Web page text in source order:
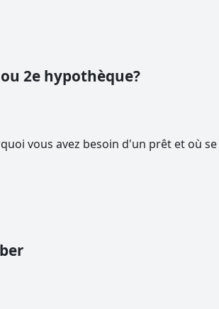
2e hypothèque?
vous avez besoin d'un prêt et où